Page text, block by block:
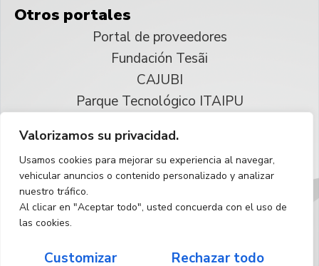
Valorizamos su privacidad.
Usamos cookies para mejorar su experiencia al navegar,
vehicular anuncios o contenido personalizado y analizar
nuestro tráfico.
Al clicar en "Aceptar todo", usted concuerda con el uso de
las cookies.
Customizar Rechazar todo
Otros portales
Portal de proveedores
Fundación Tesãi
CAJUBI
Parque Tecnológico ITAIPU
Reservados todos los derechos
Español